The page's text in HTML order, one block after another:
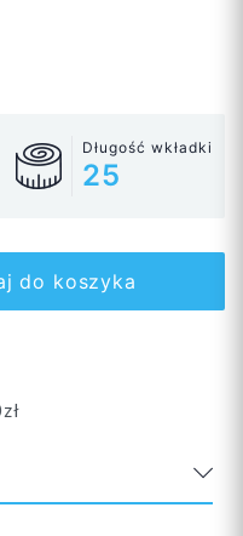
Długość wkładki
25
do koszyka